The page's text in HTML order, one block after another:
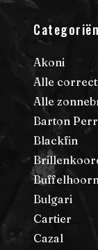
Categoriën
Akoni
Alle
Alle
Barton
Blackfin
Bulgari
Cartier
Cazal